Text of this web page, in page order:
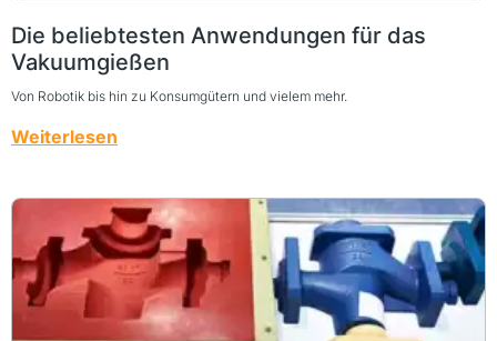
Die beliebtesten Anwendungen für das
Vakuumgießen
Von Robotik bis hin zu Konsumgütern und vielem mehr.
Weiterlesen